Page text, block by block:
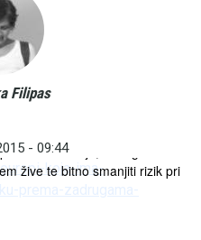
Filipas
- 09:44
i štednju, a mogu i
žive te bitno smanjiti rizik pri